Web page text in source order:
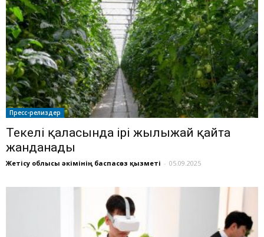
Пресс-релиздер
Текелі қаласында ірі жылыжай қайта
жанданады
Жетісу облысы әкімінің баспасөз қызметі - 05.09.2025